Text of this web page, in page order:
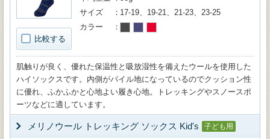
比較する
サイズ
17-19、19-21、21-23、23-25
カラー
肌触りが良く、優れた保温性と吸放湿性を備えたウールを使用した
ハイソックスです。内側がパイル地になっているのでクッション性
に優れ、ふかふかと心地よい履き心地。トレッキングやスノースポ
ーツなどに適しています。
メリノウール トレッキング ソックス Kid's 子ども用